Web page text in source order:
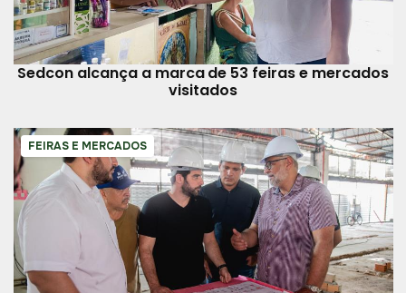
Sedcon alcança a marca de 53 feiras e mercados
visitados
FEIRAS E MERCADOS